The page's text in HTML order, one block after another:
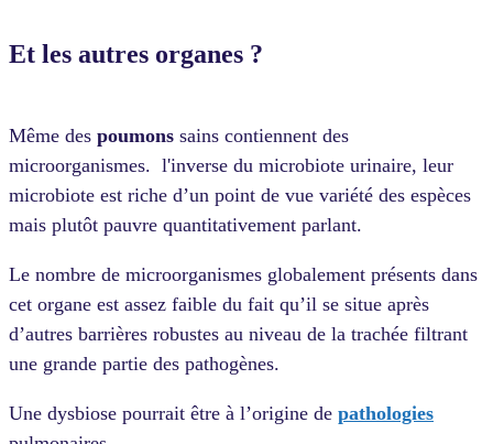
Et les autres organes ?
Même des poumons sains contiennent des
microorganismes. l'inverse du microbiote urinaire, leur
microbiote est riche d’un point de vue variété des espèces
mais plutôt pauvre quantitativement parlant.
Le nombre de microorganismes globalement présents dans
cet organe est assez faible du fait qu’il se situe après
d’autres barrières robustes au niveau de la trachée filtrant
une grande partie des pathogènes.
Une dysbiose pourrait être à l’origine de pathologies